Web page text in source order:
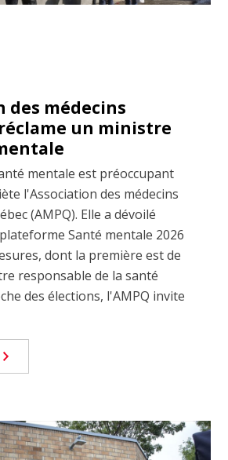
des médecins
un ministre
mentale est préoccupant
l'Association des médecins
(AMPQ). Elle a dévoilé
Santé mentale 2026
dont la première est de
responsable de la santé
des élections, l'AMPQ invite